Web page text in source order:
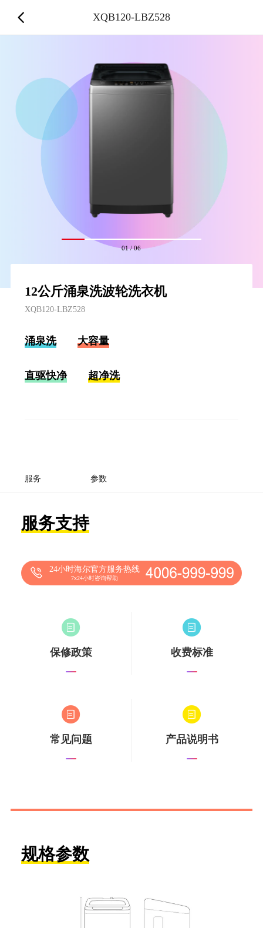
01/06
12公斤涌泉洗波轮洗衣机
XQB120-LBZ528
涌泉洗 大容量
直驱快净 超净洗
服务 参数
服务支持
24小时海尔官方服务热线
7x24小时咨询帮助
保修政策 收费标准
常见问题 产品说明书
规格参数
XQB120-LBZ528